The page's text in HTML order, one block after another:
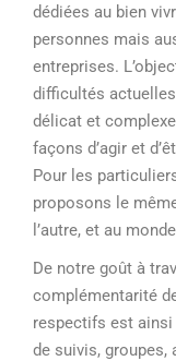
dédiées au bien
personnes mais
entreprises.
difficultés
délicat et
façons d’agir et
Pour les
proposons le
l’autre, et au
De notre goût à
complémentarité
respectifs est ainsi
de suivis, groupes,